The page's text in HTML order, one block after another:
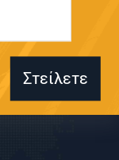
Στείλετε